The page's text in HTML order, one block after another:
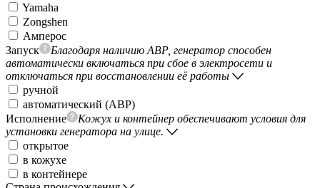
Yamaha
Zongshen
Амперос
Запуск
Благодаря наличию АВР, генератор способен
автоматически включаться при сбое в электросети и
отключаться при восстановлении её работы
ручной
автоматический (АВР)
Исполнение
Кожух и контейнер обеспечивают условия для
установки генератора на улице.
открытое
в кожухе
в контейнере